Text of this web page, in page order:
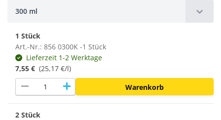
300 ml
1 Stück
Art.-Nr.: 856 0300K -1 Stück
Lieferzeit 1-2 Werktage
7,55 € (25,17 €/l)
remove add Warenkorb
2 Stück